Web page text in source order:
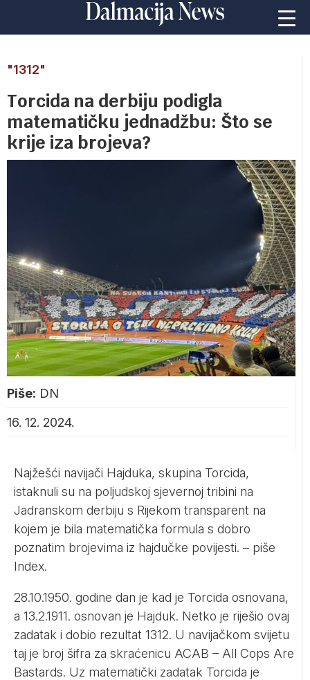
"1312"
Torcida na derbiju podigla
matematičku jednadžbu: Što se
krije iza brojeva?
Piše: DN
16. 12. 2024.
Najžešći navijači Hajduka, skupina Torcida,
istaknuli su na poljudskoj sjevernoj tribini na
Jadranskom derbiju s Rijekom transparent na
kojem je bila matematička formula s dobro
poznatim brojevima iz hajdučke povijesti. – piše
Index.
28.10.1950. godine dan je kad je Torcida osnovana,
a 13.2.1911. osnovan je Hajduk. Netko je riješio ovaj
zadatak i dobio rezultat 1312. U navijačkom svijetu
taj je broj šifra za skraćenicu ACAB – All Cops Are
Bastards. Uz matematički zadatak Torcida je